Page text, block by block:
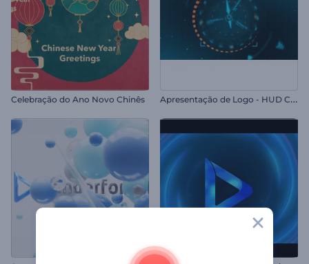
Celebração do Ano Novo Chinês A
presentação de Logo - HUD Cinematográfico